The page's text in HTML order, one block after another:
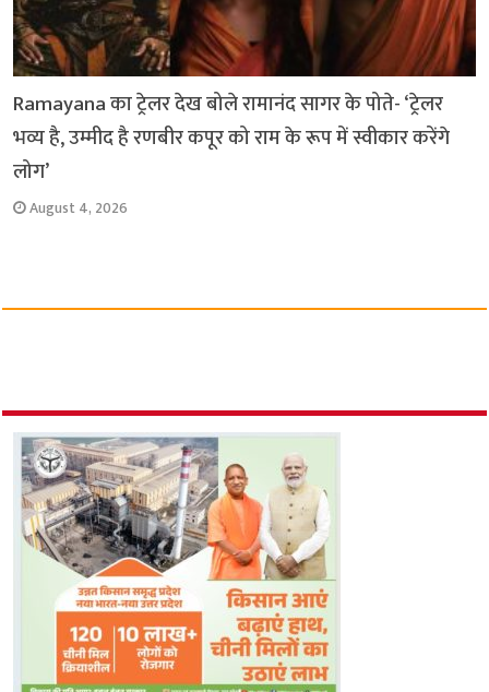
Ramayana का ट्रेलर देख बोले रामानंद सागर के पोते- ‘ट्रेलर
भव्य है, उम्मीद है रणबीर कपूर को राम के रूप में स्वीकार करेंगे
लोग’
August 4, 2026